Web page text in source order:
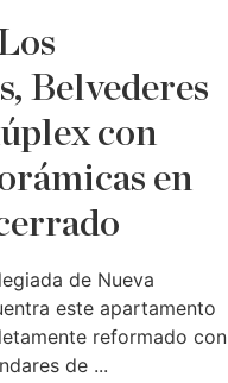
Belvederes
con
en
de Nueva
este apartamento
reformado con
de ...